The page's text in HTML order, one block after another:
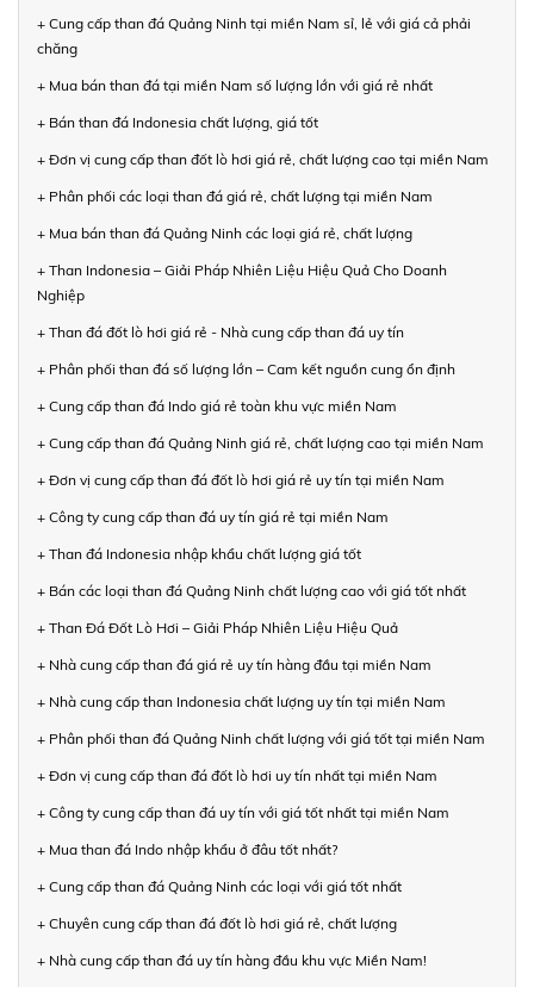
+ Cung cấp than đá Quảng Ninh tại miền Nam sỉ, lẻ với giá cả phải
chăng
+ Mua bán than đá tại miền Nam số lượng lớn với giá rẻ nhất
+ Bán than đá Indonesia chất lượng, giá tốt
+ Đơn vị cung cấp than đốt lò hơi giá rẻ, chất lượng cao tại miền Nam
+ Phân phối các loại than đá giá rẻ, chất lượng tại miền Nam
+ Mua bán than đá Quảng Ninh các loại giá rẻ, chất lượng
+ Than Indonesia – Giải Pháp Nhiên Liệu Hiệu Quả Cho Doanh
Nghiệp
+ Than đá đốt lò hơi giá rẻ - Nhà cung cấp than đá uy tín
+ Phân phối than đá số lượng lớn – Cam kết nguồn cung ổn định
+ Cung cấp than đá Indo giá rẻ toàn khu vực miền Nam
+ Cung cấp than đá Quảng Ninh giá rẻ, chất lượng cao tại miền Nam
+ Đơn vị cung cấp than đá đốt lò hơi giá rẻ uy tín tại miền Nam
+ Công ty cung cấp than đá uy tín giá rẻ tại miền Nam
+ Than đá Indonesia nhập khẩu chất lượng giá tốt
+ Bán các loại than đá Quảng Ninh chất lượng cao với giá tốt nhất
+ Than Đá Đốt Lò Hơi – Giải Pháp Nhiên Liệu Hiệu Quả
+ Nhà cung cấp than đá giá rẻ uy tín hàng đầu tại miền Nam
+ Nhà cung cấp than Indonesia chất lượng uy tín tại miền Nam
+ Phân phối than đá Quảng Ninh chất lượng với giá tốt tại miền Nam
+ Đơn vị cung cấp than đá đốt lò hơi uy tín nhất tại miền Nam
+ Công ty cung cấp than đá uy tín với giá tốt nhất tại miền Nam
+ Mua than đá Indo nhập khẩu ở đâu tốt nhất?
+ Cung cấp than đá Quảng Ninh các loại với giá tốt nhất
+ Chuyên cung cấp than đá đốt lò hơi giá rẻ, chất lượng
+ Nhà cung cấp than đá uy tín hàng đầu khu vực Miền Nam!